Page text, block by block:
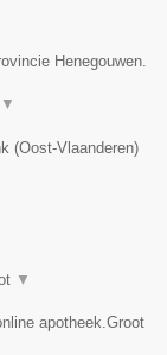
Henegouwen.
▼
(Oost-Vlaanderen)
▼
apotheek.Groot